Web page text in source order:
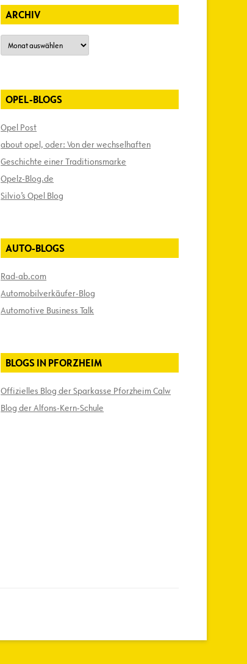
ARCHIV
Archiv
OPEL-BLOGS
Opel Post
about opel, oder: Von der wechselhaften
Geschichte einer Traditionsmarke
Opelz-Blog.de
Silvio’s Opel Blog
AUTO-BLOGS
Rad-ab.com
Automobilverkäufer-Blog
Automotive Business Talk
BLOGS IN PFORZHEIM
Offizielles Blog der Sparkasse Pforzheim Calw
Blog der Alfons-Kern-Schule